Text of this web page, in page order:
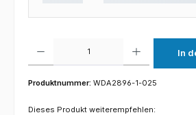
In
Produktnummer: WDA2896-1-025
Dieses Produkt weiterempfehlen: